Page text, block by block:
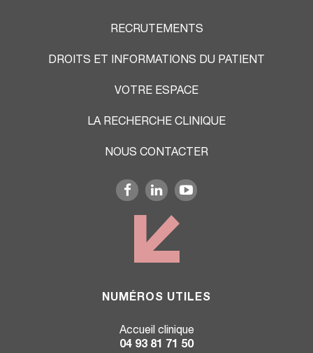
RECRUTEMENTS
DROITS ET INFORMATIONS DU PATIENT
VOTRE ESPACE
LA RECHERCHE CLINIQUE
NOUS CONTACTER
NUMÉROS UTILES
Accueil clinique
04 93 81 71 50